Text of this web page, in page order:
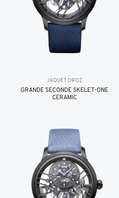
JAQUET DROZ
GRANDE SECONDE SKELET-ONE
CERAMIC